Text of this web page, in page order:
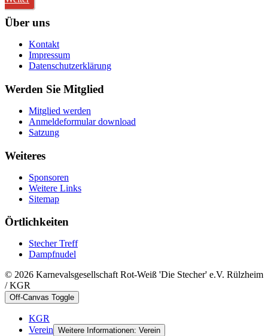
Über uns
Kontakt
Impressum
Datenschutzerklärung
Werden Sie Mitglied
Mitglied werden
Anmeldeformular download
Satzung
Weiteres
Sponsoren
Weitere Links
Sitemap
Örtlichkeiten
Stecher Treff
Dampfnudel
© 2026 Karnevalsgesellschaft Rot-Weiß 'Die Stecher' e.V. Rülzheim
/ KGR
Off-Canvas Toggle
KGR
Verein Weitere Informationen: Verein